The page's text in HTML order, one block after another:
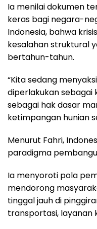
Ia menilai dokumen
keras bagi negara-
Indonesia, bahwa
kesalahan struktural
bertahun-tahun.
“Kita sedang
diperlakukan sebagai
sebagai hak dasar
ketimpangan hunian
Menurut Fahri,
paradigma
Ia menyoroti pola
mendorong
tinggal jauh di
transportasi, layanan